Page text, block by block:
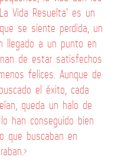
Vida Resuelta’ es un
se siente perdida, un
llegado a un punto en
de estar satisfechos
felices. Aunque de
el éxito, cada
queda un halo de
han conseguido bien
que buscaban en